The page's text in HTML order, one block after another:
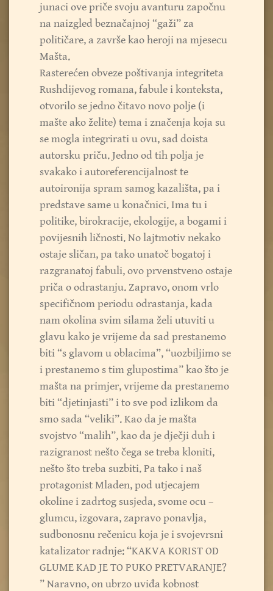
junaci ove priče svoju avanturu započnu
na naizgled beznačajnoj “gaži” za
političare, a završe kao heroji na mjesecu
Mašta.
Rasterećen obveze poštivanja integriteta
Rushdijevog romana, fabule i konteksta,
otvorilo se jedno čitavo novo polje (i
mašte ako želite) tema i značenja koja su
se mogla integrirati u ovu, sad doista
autorsku priču. Jedno od tih polja je
svakako i autoreferencijalnost te
autoironija spram samog kazališta, pa i
predstave same u konačnici. Ima tu i
politike, birokracije, ekologije, a bogami i
povijesnih ličnosti. No lajtmotiv nekako
ostaje sličan, pa tako unatoč bogatoj i
razgranatoj fabuli, ovo prvenstveno ostaje
priča o odrastanju. Zapravo, onom vrlo
specifičnom periodu odrastanja, kada
nam okolina svim silama želi utuviti u
glavu kako je vrijeme da sad prestanemo
biti “s glavom u oblacima”, “uozbiljimo se
i prestanemo s tim glupostima” kao što je
mašta na primjer, vrijeme da prestanemo
biti “djetinjasti” i to sve pod izlikom da
smo sada “veliki”. Kao da je mašta
svojstvo “malih”, kao da je dječji duh i
razigranost nešto čega se treba kloniti,
nešto što treba suzbiti. Pa tako i naš
protagonist Mladen, pod utjecajem
okoline i zadrtog susjeda, svome ocu –
glumcu, izgovara, zapravo ponavlja,
sudbonosnu rečenicu koja je i svojevrsni
katalizator radnje: “KAKVA KORIST OD
GLUME KAD JE TO PUKO PRETVARANJE?
” Naravno, on ubrzo uviđa kobnost